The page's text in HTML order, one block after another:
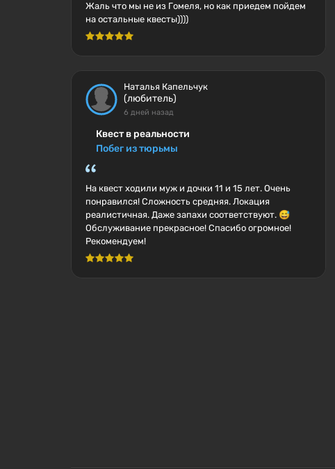
Жаль что мы не из Гомеля, но как приедем пойдем
на остальные квесты))))
Наталья Капельчук
(любитель)
6 дней назад
Квест в реальности
Побег из тюрьмы
На квест ходили муж и дочки 11 и 15 лет. Очень
понравился! Сложность средняя. Локация
реалистичная. Даже запахи соответствуют. 😅
Обслуживание прекрасное! Спасибо огромное!
Рекомендуем!